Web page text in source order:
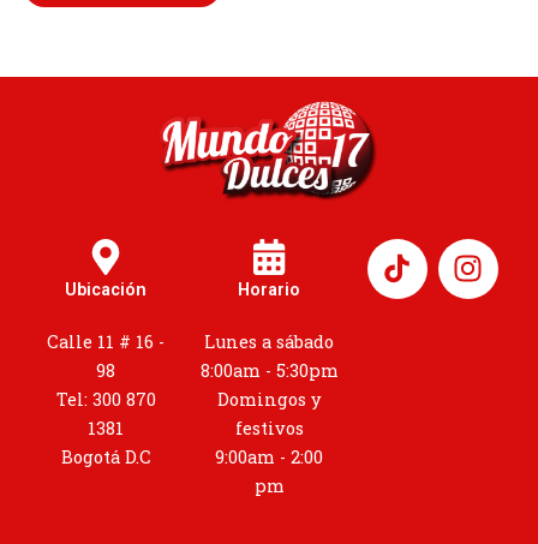
Ubicación
Calle 11 # 16 -
98
Tel: 300 870
1381
Bogotá D.C
Horario
Lunes a sábado
8:00am - 5:30pm
Domingos y
festivos
9:00am - 2:00
pm
I
n
s